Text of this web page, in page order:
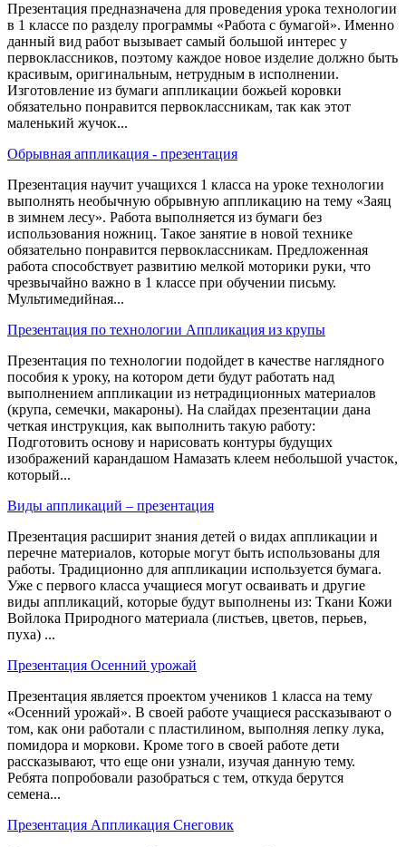
Презентация предназначена для проведения урока технологии
в 1 классе по разделу программы «Работа с бумагой». Именно
данный вид работ вызывает самый большой интерес у
первоклассников, поэтому каждое новое изделие должно быть
красивым, оригинальным, нетрудным в исполнении.
Изготовление из бумаги аппликации божьей коровки
обязательно понравится первоклассникам, так как этот
маленький жучок...
Обрывная аппликация - презентация
Презентация научит учащихся 1 класса на уроке технологии
выполнять необычную обрывную аппликацию на тему «Заяц
в зимнем лесу». Работа выполняется из бумаги без
использования ножниц. Такое занятие в новой технике
обязательно понравится первоклассникам. Предложенная
работа способствует развитию мелкой моторики руки, что
чрезвычайно важно в 1 классе при обучении письму.
Мультимедийная...
Презентация по технологии Аппликация из крупы
Презентация по технологии подойдет в качестве наглядного
пособия к уроку, на котором дети будут работать над
выполнением аппликации из нетрадиционных материалов
(крупа, семечки, макароны). На слайдах презентации дана
четкая инструкция, как выполнить такую работу:
Подготовить основу и нарисовать контуры будущих
изображений карандашом Намазать клеем небольшой участок,
который...
Виды аппликаций – презентация
Презентация расширит знания детей о видах аппликации и
перечне материалов, которые могут быть использованы для
работы. Традиционно для аппликации используется бумага.
Уже с первого класса учащиеся могут осваивать и другие
виды аппликаций, которые будут выполнены из: Ткани Кожи
Войлока Природного материала (листьев, цветов, перьев,
пуха) ...
Презентация Осенний урожай
Презентация является проектом учеников 1 класса на тему
«Осенний урожай». В своей работе учащиеся рассказывают о
том, как они работали с пластилином, выполняя лепку лука,
помидора и моркови. Кроме того в своей работе дети
рассказывают, что еще они узнали, изучая данную тему.
Ребята попробовали разобраться с тем, откуда берутся
семена...
Презентация Аппликация Снеговик